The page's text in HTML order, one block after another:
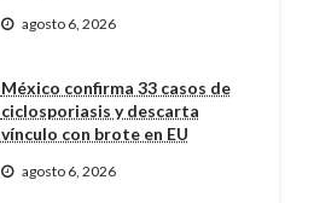
agosto 6, 2026
México confirma 33 casos de
ciclosporiasis y descarta
vínculo con brote en EU
agosto 6, 2026